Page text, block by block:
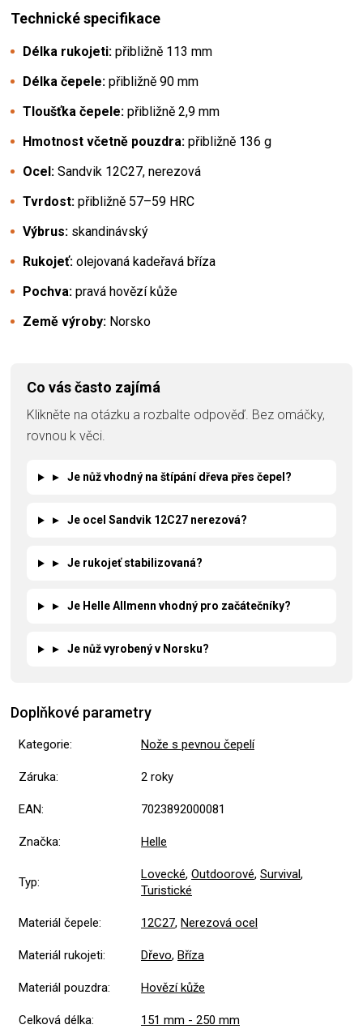
Technické specifikace
Délka rukojeti: přibližně 113 mm
Délka čepele: přibližně 90 mm
Tloušťka čepele: přibližně 2,9 mm
Hmotnost včetně pouzdra: přibližně 136 g
Ocel: Sandvik 12C27, nerezová
Tvrdost: přibližně 57–59 HRC
Výbrus: skandinávský
Rukojeť: olejovaná kadeřavá bříza
Pochva: pravá hovězí kůže
Země výroby: Norsko
Co vás často zajímá
Klikněte na otázku a rozbalte odpověď. Bez omáčky,
rovnou k věci.
▸ Je nůž vhodný na štípání dřeva přes čepel?
▸ Je ocel Sandvik 12C27 nerezová?
▸ Je rukojeť stabilizovaná?
▸ Je Helle Allmenn vhodný pro začátečníky?
▸ Je nůž vyrobený v Norsku?
Doplňkové parametry
Kategorie: Nože s pevnou čepelí
Záruka: 2 roky
EAN: 7023892000081
Značka: Helle
Typ:
Lovecké, Outdoorové, Survival,
Turistické
Materiál čepele: 12C27, Nerezová ocel
Materiál rukojeti: Dřevo, Bříza
Materiál pouzdra: Hovězí kůže
Celková délka: 151 mm - 250 mm